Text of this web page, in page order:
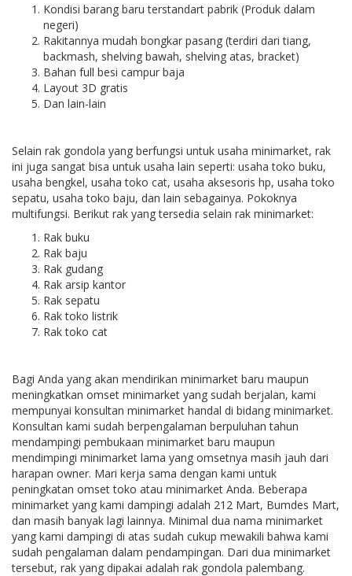
Kondisi barang baru terstandart pabrik (Produk dalam
negeri)
Rakitannya mudah bongkar pasang (terdiri dari tiang,
backmash, shelving bawah, shelving atas, bracket)
Bahan full besi campur baja
Layout 3D gratis
Dan lain-lain
Selain rak gondola yang berfungsi untuk usaha minimarket, rak
ini juga sangat bisa untuk usaha lain seperti: usaha toko buku,
usaha bengkel, usaha toko cat, usaha aksesoris hp, usaha toko
sepatu, usaha toko baju, dan lain sebagainya. Pokoknya
multifungsi. Berikut rak yang tersedia selain rak minimarket:
Rak buku
Rak baju
Rak gudang
Rak arsip kantor
Rak sepatu
Rak toko listrik
Rak toko cat
Bagi Anda yang akan mendirikan minimarket baru maupun
meningkatkan omset minimarket yang sudah berjalan, kami
mempunyai konsultan minimarket handal di bidang minimarket.
Konsultan kami sudah berpengalaman berpuluhan tahun
mendampingi pembukaan minimarket baru maupun
mendimpingi minimarket lama yang omsetnya masih jauh dari
harapan owner. Mari kerja sama dengan kami untuk
peningkatan omset toko atau minimarket Anda. Beberapa
minimarket yang kami dampingi adalah 212 Mart, Bumdes Mart,
dan masih banyak lagi lainnya. Minimal dua nama minimarket
yang kami dampingi di atas sudah cukup mewakili bahwa kami
sudah pengalaman dalam pendampingan. Dari dua minimarket
tersebut, rak yang dipakai adalah rak gondola palembang.